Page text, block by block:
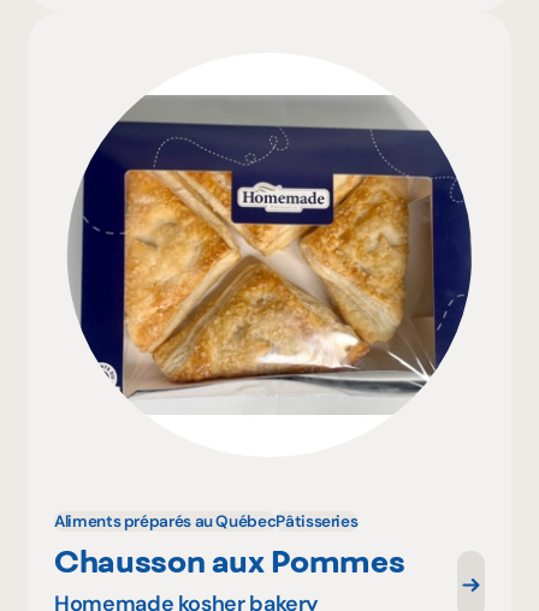
Aliments préparés au QuébecPâtisseries
Chausson aux Pommes
Homemade kosher bakery